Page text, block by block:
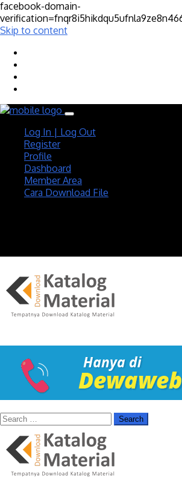
facebook-domain-
Skip to content
Log In | Log Out
Register
Profile
Dashboard
Member Area
Cara Download File